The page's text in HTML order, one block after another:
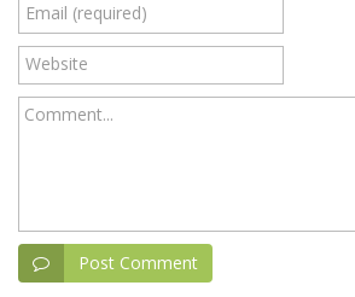
Email (required)
Website
Comment...
Post Comment